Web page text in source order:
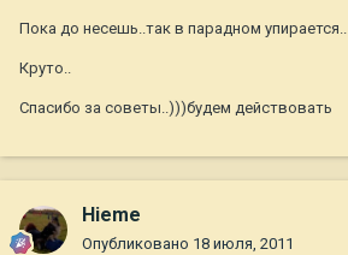
Пока до несешь..так в парадном упирается..
Круто..
Спасибо за советы..)))будем действовать
Hieme
Опубликовано 18 июля, 2011